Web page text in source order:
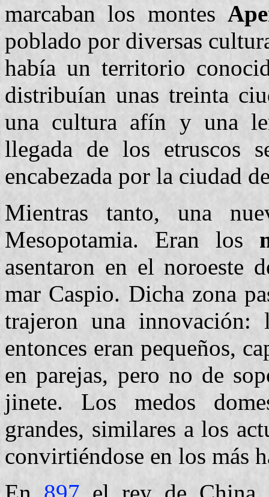
marcaban los montes
poblado por diversas
había un territorio
distribuían unas treinta
una cultura afín y una
llegada de los etruscos
encabezada por la ciudad
Mientras tanto, una
Mesopotamia. Eran los
asentaron en el noroeste
mar Caspio. Dicha zona
trajeron una innovación:
entonces eran pequeños,
en parejas, pero no de
jinete. Los medos
grandes, similares a los
convirtiéndose en los más